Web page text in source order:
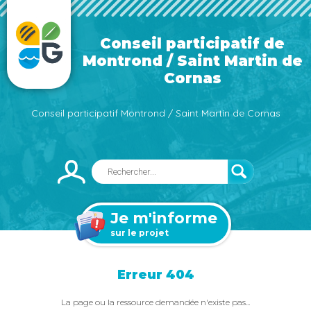
Conseil participatif de
Montrond / Saint Martin de
Cornas
Conseil participatif Montrond / Saint Martin de Cornas
Je m'informe
sur le projet
Erreur 404
La page ou la ressource demandée n'existe pas...